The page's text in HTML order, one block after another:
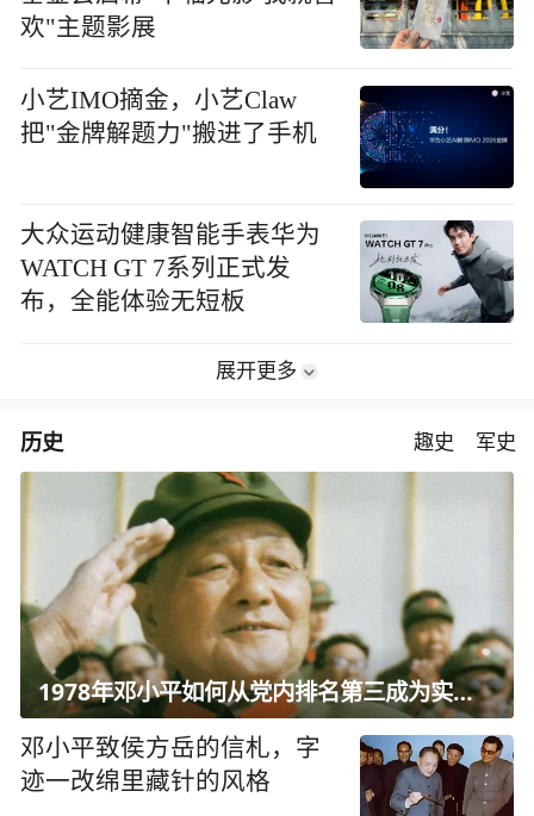
欢"主题影展
小艺IMO摘金，小艺Claw
把"金牌解题力"搬进了手机
大众运动健康智能手表华为
WATCH GT 7系列正式发
布，全能体验无短板
展开更多
历史 趣史 军史
1978年邓小平如何从党内排名第三成为实际核心？
邓小平致侯方岳的信札，字
迹一改绵里藏针的风格